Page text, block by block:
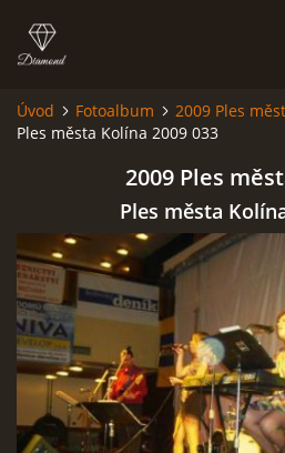
HISTORIE
JAK VYPADÁME
FOTOALBUM
CO HRAJEME
Úvod Fotoalbum
2009 Ples
Ples města Kolína 2009 033
2009 Ples
Ples města